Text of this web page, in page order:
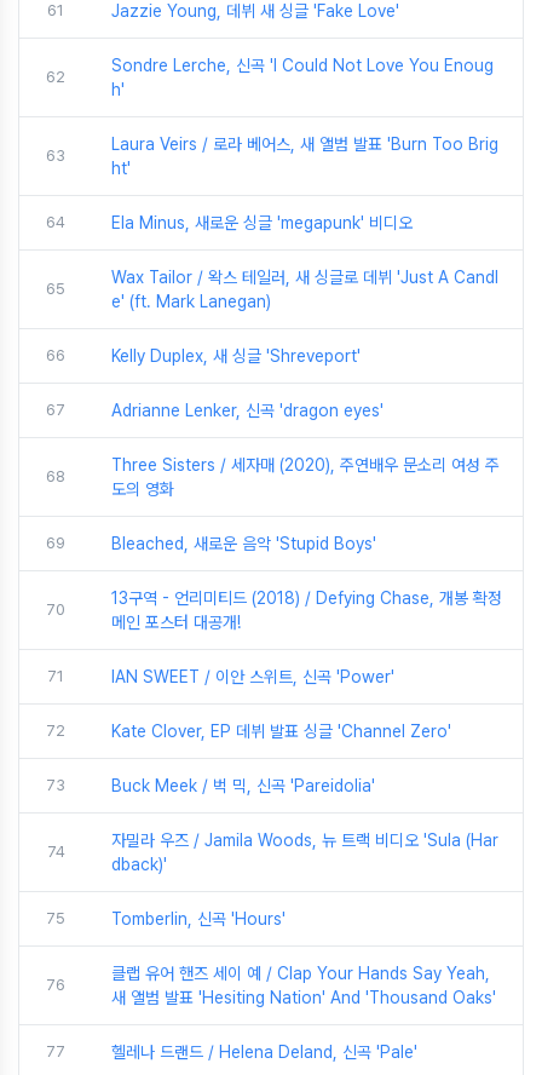
61 Jazzie Young, 데뷔 새 싱글 'Fake Love'
62
Sondre Lerche, 신곡 'I Could Not Love You Enoug
h'
63
Laura Veirs / 로라 베어스, 새 앨범 발표 'Burn Too Brig
ht'
64 Ela Minus, 새로운 싱글 'megapunk' 비디오
65
Wax Tailor / 왁스 테일러, 새 싱글로 데뷔 'Just A Candl
e' (ft. Mark Lanegan)
66 Kelly Duplex, 새 싱글 'Shreveport'
67 Adrianne Lenker, 신곡 'dragon eyes'
68
Three Sisters / 세자매 (2020), 주연배우 문소리 여성 주
도의 영화
69 Bleached, 새로운 음악 'Stupid Boys'
70
13구역 - 언리미티드 (2018) / Defying Chase, 개봉 확정
메인 포스터 대공개!
71 IAN SWEET / 이안 스위트, 신곡 'Power'
72 Kate Clover, EP 데뷔 발표 싱글 'Channel Zero'
73 Buck Meek / 벅 믹, 신곡 'Pareidolia'
74
자밀라 우즈 / Jamila Woods, 뉴 트랙 비디오 'Sula (Har
dback)'
75 Tomberlin, 신곡 'Hours'
76
클랩 유어 핸즈 세이 예 / Clap Your Hands Say Yeah,
새 앨범 발표 'Hesiting Nation' And 'Thousand Oaks'
77 헬레나 드랜드 / Helena Deland, 신곡 'Pale'